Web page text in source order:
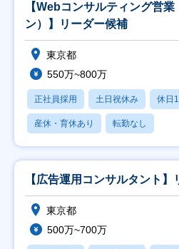
【Webコンサルティング営
ン）】リーダー候補
東京都
550万~800万
正社員採用 土日祝休み 休日
産休・育休あり 転勤なし
【広告運用コンサルタント】
東京都
500万~700万